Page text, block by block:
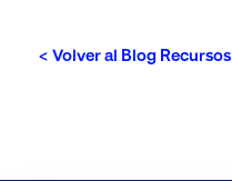
< Volver al Blog Recursos